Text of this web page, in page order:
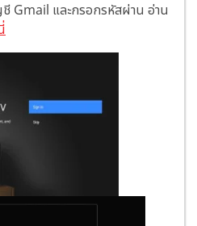
Gmail และกรอกรหัสผ่าน อ่าน